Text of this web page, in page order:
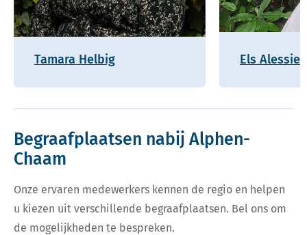
Tamara Helbig Els Alessie
Begraafplaatsen nabij Alphen-
Chaam
Onze ervaren medewerkers kennen de regio en helpen
u kiezen uit verschillende begraafplaatsen. Bel ons om
de mogelijkheden te bespreken.